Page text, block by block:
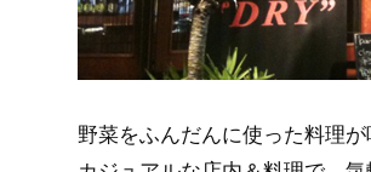
野菜をふんだんに使った料理